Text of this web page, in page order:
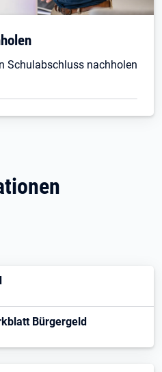
Schulabschluss nachholen
Bürgergeld